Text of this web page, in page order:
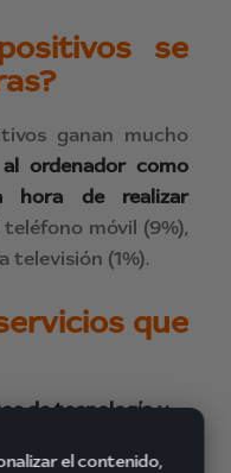
se
ganan mucho
ordenador como
hora de realizar
móvil (9%),
televisión (1%).
que
de tecnología y
el contenido,